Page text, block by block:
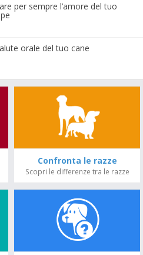
per sempre l’amore del tuo
orale del tuo cane
Confronta le razze
Scopri le differenze tra le razze